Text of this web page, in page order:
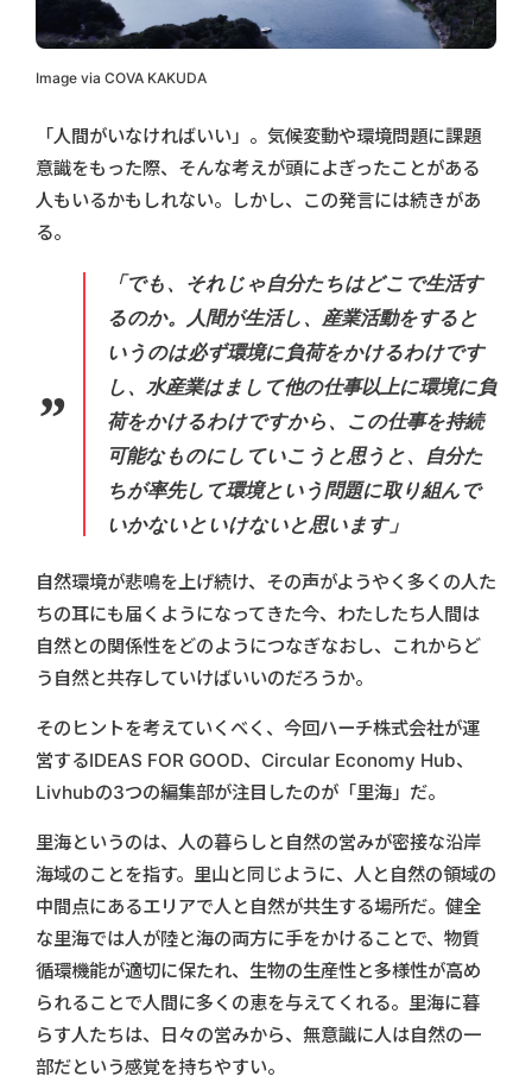
Image via COVA KAKUDA
「人間がいなければいい」。気候変動や環境問題に課題
意識をもった際、そんな考えが頭によぎったことがある
人もいるかもしれない。しかし、この発言には続きがあ
る。
「でも、それじゃ自分たちはどこで生活す
るのか。人間が生活し、産業活動をすると
いうのは必ず環境に負荷をかけるわけです
し、水産業はまして他の仕事以上に環境に負
荷をかけるわけですから、この仕事を持続
可能なものにしていこうと思うと、自分た
ちが率先して環境という問題に取り組んで
いかないといけないと思います」
自然環境が悲鳴を上げ続け、その声がようやく多くの人た
ちの耳にも届くようになってきた今、わたしたち人間は
自然との関係性をどのようにつなぎなおし、これからど
う自然と共存していけばいいのだろうか。
そのヒントを考えていくべく、今回ハーチ株式会社が運
営するIDEAS FOR GOOD、Circular Economy Hub、
Livhubの3つの編集部が注目したのが「里海」だ。
里海というのは、人の暮らしと自然の営みが密接な沿岸
海域のことを指す。里山と同じように、人と自然の領域の
中間点にあるエリアで人と自然が共生する場所だ。健全
な里海では人が陸と海の両方に手をかけることで、物質
循環機能が適切に保たれ、生物の生産性と多様性が高め
られることで人間に多くの恵を与えてくれる。里海に暮
らす人たちは、日々の営みから、無意識に人は自然の一
部だという感覚を持ちやすい。